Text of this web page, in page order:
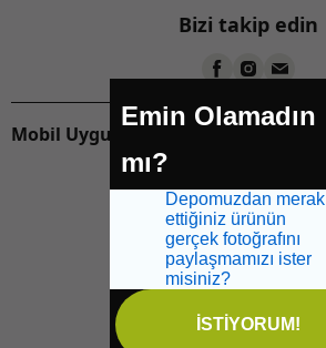
Bizi takip edin
Mobil Uygulamalarımızı İndirin:
Emin Olamadın
mı?
Depomuzdan merak
ettiğiniz ürünün
gerçek fotoğrafını
paylaşmamızı ister
misiniz?
İSTİYORUM!